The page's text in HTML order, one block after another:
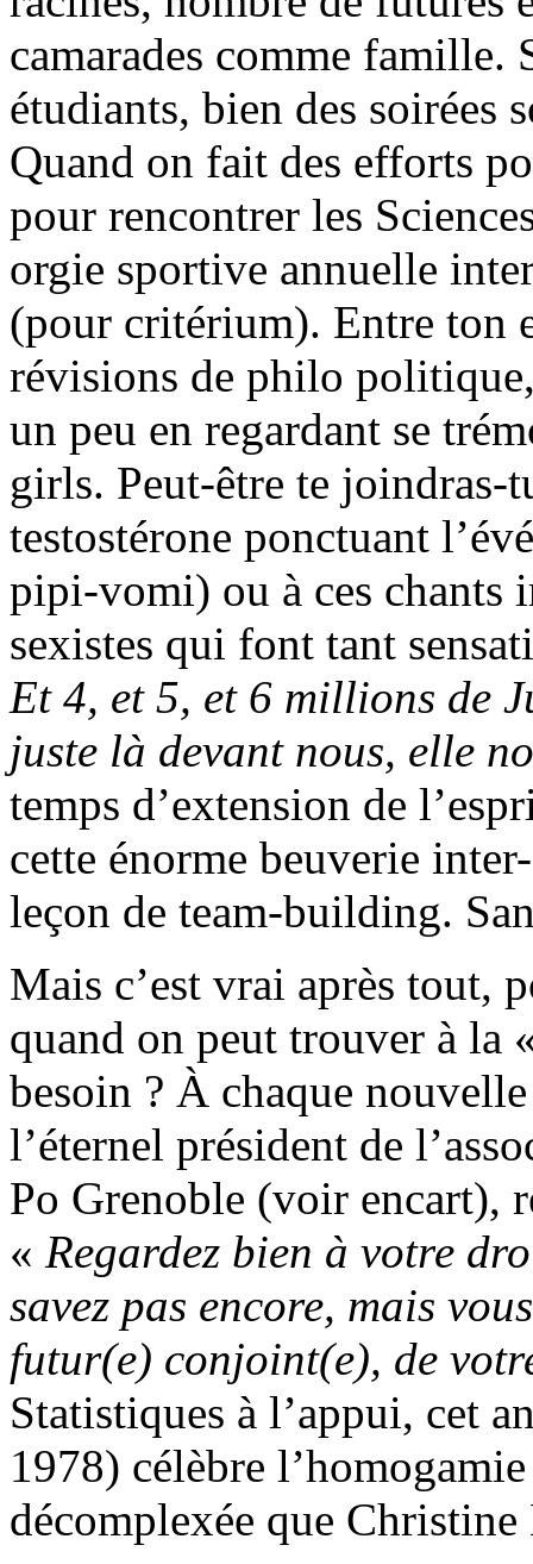
camarades comme famille.
étudiants, bien des soirées
Quand on fait des efforts
pour rencontrer les
orgie sportive annuelle
(pour critérium). Entre ton
révisions de philo politique,
un peu en regardant se
girls. Peut-être te joindras-
testostérone ponctuant
pipi-vomi) ou à ces chants
sexistes qui font tant
Et 4, et 5, et 6 millions de
juste là devant nous, elle
temps d’extension de
cette énorme beuverie
leçon de team-building.
Mais c’est vrai après tout,
quand on peut trouver à la
besoin ? À chaque
l’éternel président de
Po Grenoble (voir encart),
« Regardez bien à votre
savez pas encore, mais
futur(e) conjoint(e), de
Statistiques à l’appui, cet
1978) célèbre
décomplexée que